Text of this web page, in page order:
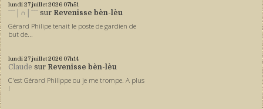
lundi 27juillet 2026 07h51
ˉˉˉ│∩│ˉˉˉ sur Revenisse bèn-lèu
Gérard Philipe tenait le poste de gardien de
but de...
lundi 27juillet 2026 07h14
Claude sur Revenisse bèn-lèu
C'est Gérard Philippe ou je me trompe. A plus
!